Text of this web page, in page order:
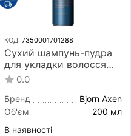
КОД: 7350001701288
Сухий шампунь-пудра
для укладки волосся
Bjorn Axen Dry Shampoo
Styling Powder 200 мл
0.0
Бренд
Bjorn Axen
Об'єм
200 мл
В наявності